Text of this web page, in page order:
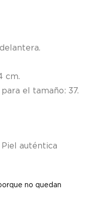
cm.
el tamaño: 37.
auténtica
no quedan